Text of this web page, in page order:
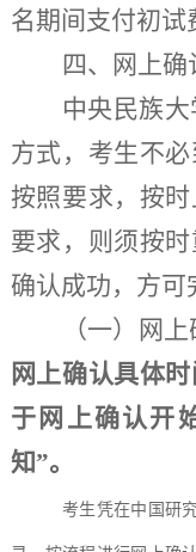
名期间支付初试
四、网上确
中央民族大
方式，考生不
按照要求，按
要求，则须按
确认成功，方可
（一）
网上
网上确认具体
于 网上确认开
知”。
考生凭在中国研